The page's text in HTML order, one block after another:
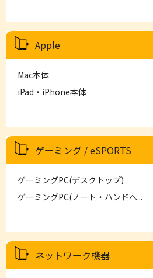
Apple
Mac本体
iPad・iPhone本体
ゲーミング / eSPORTS
ゲーミングPC(デスクトップ)
ゲーミングPC(ノート・ハンドヘ...
ネットワーク機器